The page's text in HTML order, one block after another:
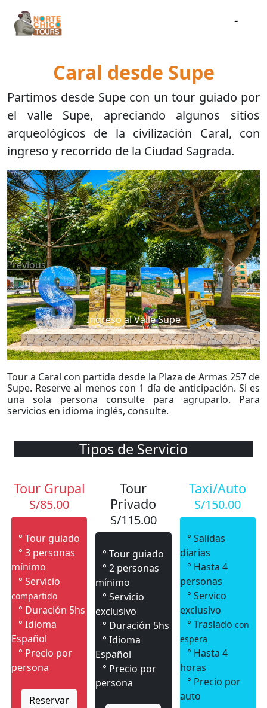
-
Caral desde Supe
Partimos desde Supe con un tour guiado por
el valle Supe, apreciando algunos sitios
arqueológicos de la civilización Caral, con
ingreso y recorrido de la Ciudad Sagrada.
Ingreso al Valle Supe
Previous Next
Tour a Caral con partida desde la Plaza de Armas 257 de
Supe. Reserve al menos con 1 día de anticipación. Si es
una sola persona consulte para agruparlo. Para
servicios en idioma inglés, consulte.
Tipos de Servicio
Tour Grupal
S/85.00
° Tour guiado
° 3 personas
mínimo
° Servicio
compartido
° Duración 5hs
° Idioma
Español
° Precio por
persona
Reservar
Tour
Privado
S/115.00
° Tour guiado
° 2 personas
mínimo
° Servicio
exclusivo
° Duración 5hs
° Idioma
Español
° Precio por
persona
Taxi/Auto
S/150.00
° Salidas
diarias
° Hasta 4
personas
° Servico
exclusivo
° Traslado con
espera
° Hasta 4
horas
° Precio por
auto